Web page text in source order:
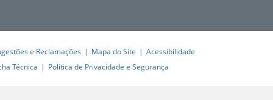
e Reclamações Mapa do Site
Acessibilidade
Técnica
Política de Privacidade e Segurança